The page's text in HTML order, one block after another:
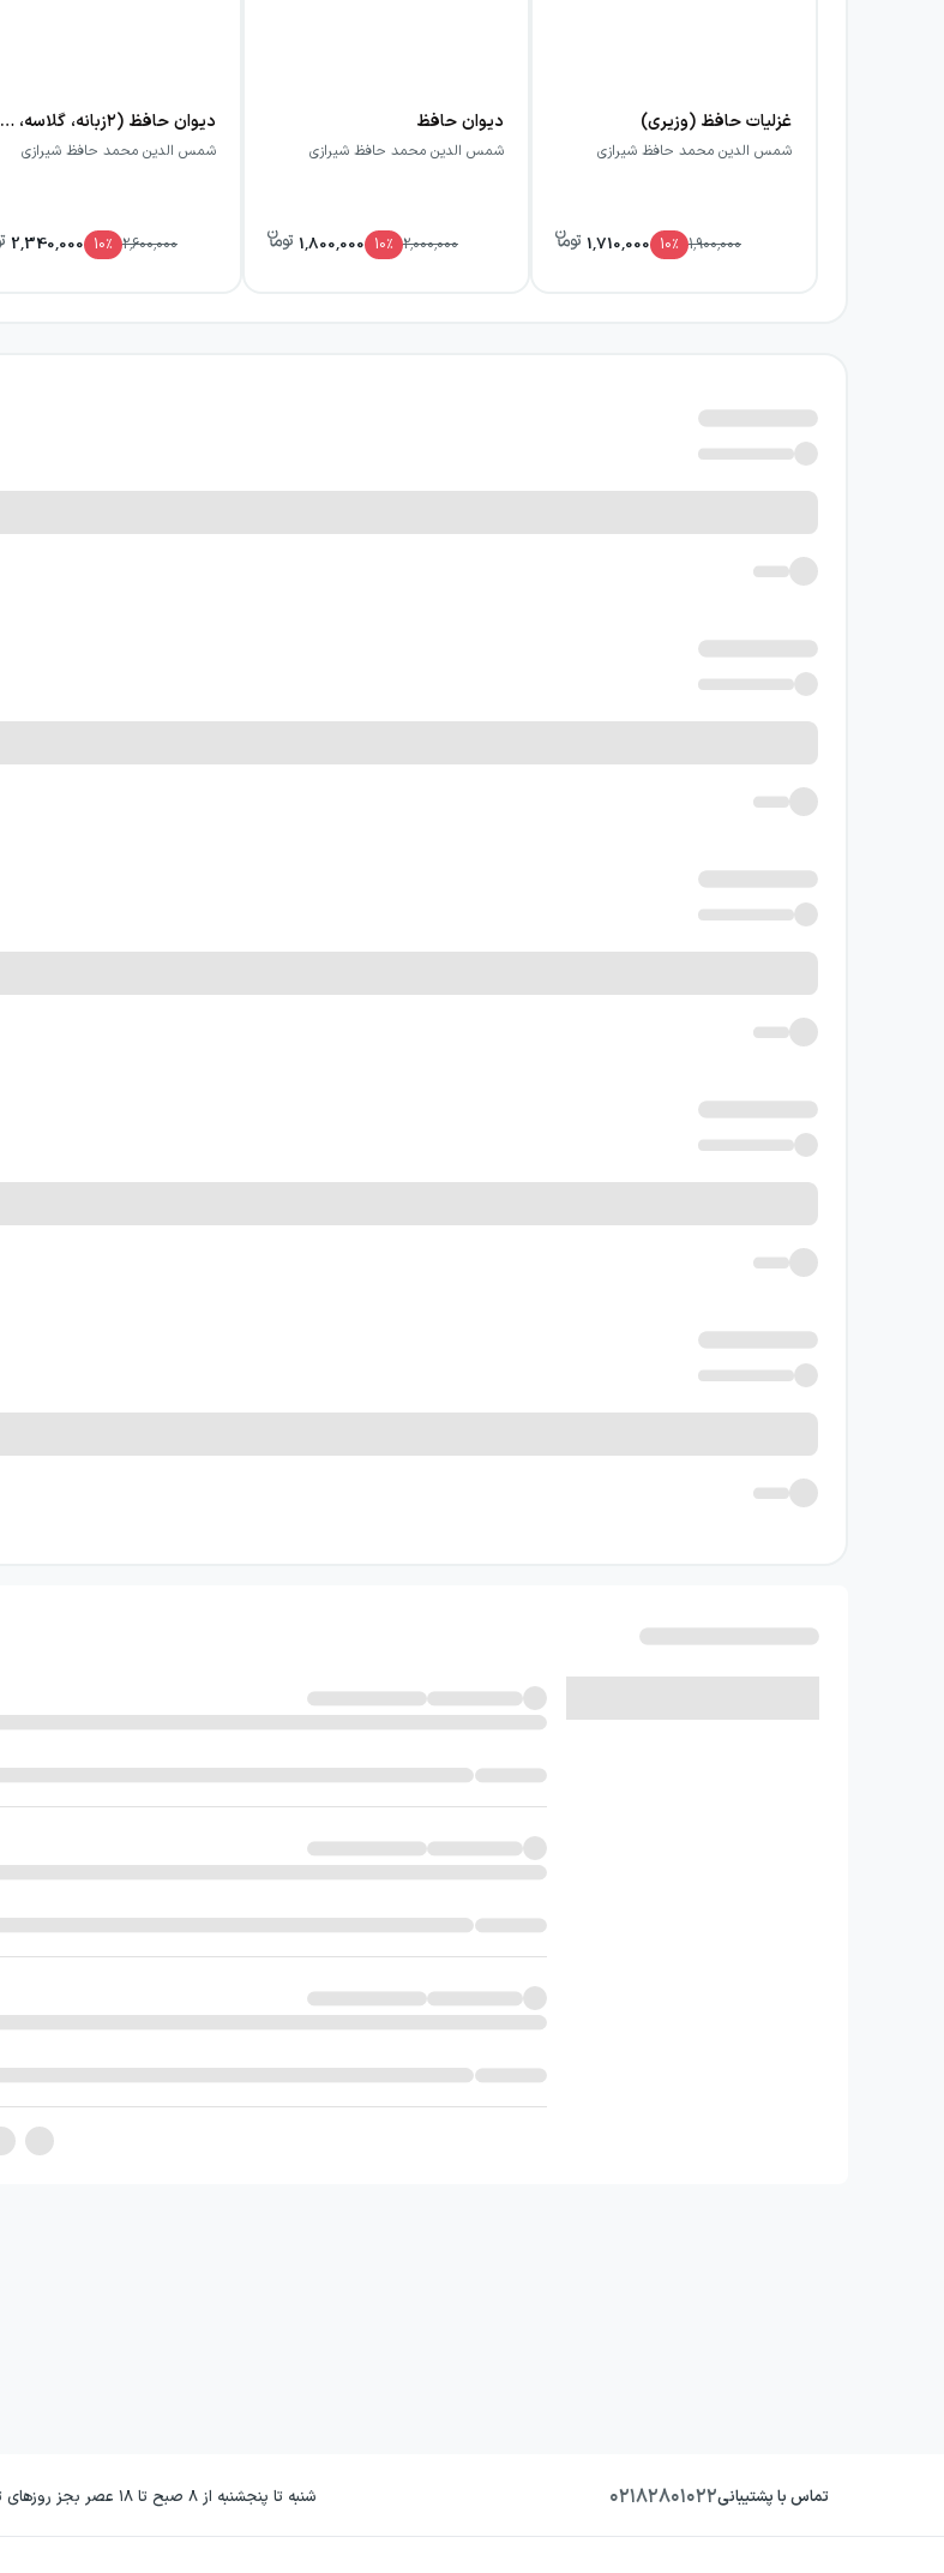
غزلیات حافظ (وزیری)
شمس الدین محمد حافظ شیرازی
1,900,000
10٪ 1,710,000
دیوان حافظ
شمس الدین محمد حافظ شیرازی
2,000,000
10٪ 1,800,000
دیوان حافظ (۲زبانه، گلاسه، باقاب)
شمس الدین محمد حافظ شیرازی
2,600,000
10٪ 2,340,000
تماس با پشتیبانی۰۲۱۸۲۸۰۱۰۲۲ شنبه تا پنجشنبه از ۸ صبح تا ۱۸ عصر بجز روزهای تعطیل